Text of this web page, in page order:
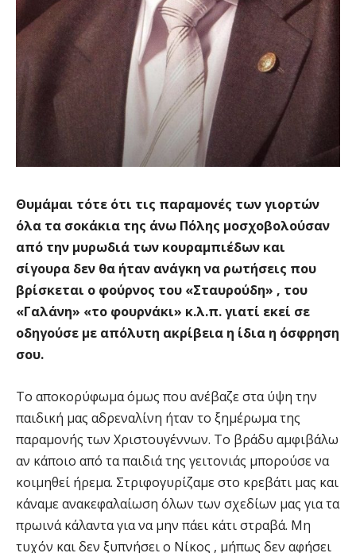
Θυμάμαι τότε ότι τις παραμονές των γιορτών
όλα τα σοκάκια της άνω Πόλης μοσχοβολούσαν
από την μυρωδιά των κουραμπιέδων και
σίγουρα δεν θα ήταν ανάγκη να ρωτήσεις που
βρίσκεται ο φούρνος του «Σταυρούδη» , του
«Γαλάνη» «το φουρνάκι» κ.λ.π. γιατί εκεί σε
οδηγούσε με απόλυτη ακρίβεια η ίδια η όσφρηση
σου.
Το αποκορύφωμα όμως που ανέβαζε στα ύψη την
παιδική μας αδρεναλίνη ήταν το ξημέρωμα της
παραμονής των Χριστουγέννων. Το βράδυ αμφιβάλω
αν κάποιο από τα παιδιά της γειτονιάς μπορούσε να
κοιμηθεί ήρεμα. Στριφογυρίζαμε στο κρεβάτι μας και
κάναμε ανακεφαλαίωση όλων των σχεδίων μας για τα
πρωινά κάλαντα για να μην πάει κάτι στραβά. Μη
τυχόν και δεν ξυπνήσει ο Νίκος , μήπως δεν αφήσει